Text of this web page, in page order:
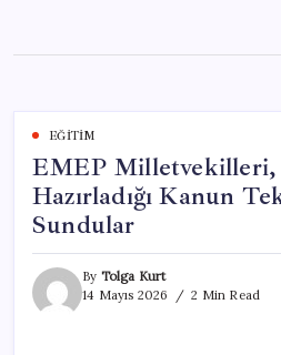
content
EĞITIM
EMEP
Hazırladığı Kanun
Sundular
By Tolga Kurt
14 Mayıs 2026
2 Min Read